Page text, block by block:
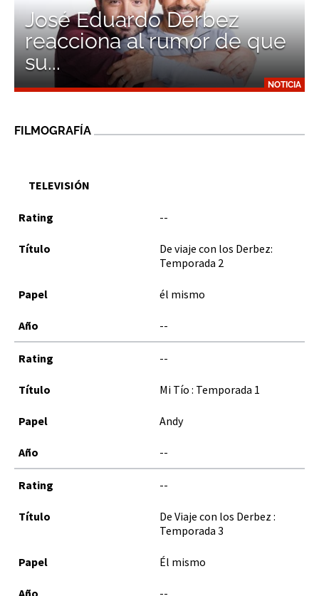
NOTICIA
José Eduardo Derbez
reacciona al rumor de que
su...
FILMOGRAFÍA
TELEVISIÓN
--
De viaje con los Derbez:
Temporada 2
él mismo
--
--
Mi Tío : Temporada 1
Andy
--
--
De Viaje con los Derbez :
Temporada 3
Él mismo
--